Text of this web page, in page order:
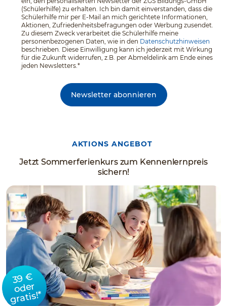
(Schülerhilfe) zu erhalten. Ich bin damit einverstanden, dass die
Schülerhilfe mir per E-Mail an mich gerichtete Informationen,
Aktionen, Zufriedenheitsbefragungen oder Werbung zusendet.
Zu diesem Zweck verarbeitet die Schülerhilfe meine
personenbezogenen Daten, wie in den Datenschutzhinweisen
beschrieben. Diese Einwilligung kann ich jederzeit mit Wirkung
für die Zukunft widerrufen, z.B. per Abmeldelink am Ende eines
jeden Newsletters.*
Newsletter abonnieren
AKTIONS ANGEBOT
Jetzt Sommerferienkurs zum Kennenlernpreis
sichern!
39 €
oder
gratis!*